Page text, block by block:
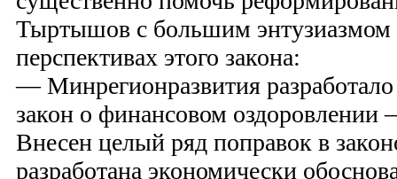
Тыртышов с большим энтузиазмом
перспективах этого закона:
— Минрегионразвития
закон о финансовом оздоровлении
Внесен целый ряд поправок в
разработана экономически